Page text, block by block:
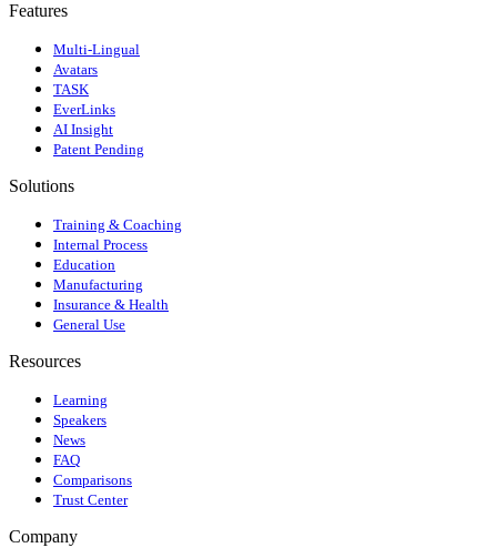
Features
Multi-Lingual
Avatars
TASK
EverLinks
AI Insight
Patent Pending
Solutions
Training & Coaching
Internal Process
Education
Manufacturing
Insurance & Health
General Use
Resources
Learning
Speakers
News
FAQ
Comparisons
Trust Center
Company